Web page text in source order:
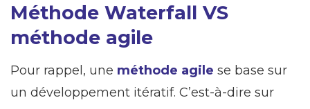
Méthode Waterfall VS
méthode agile
Pour rappel, une méthode agile se base sur
un développement itératif. C’est-à-dire sur